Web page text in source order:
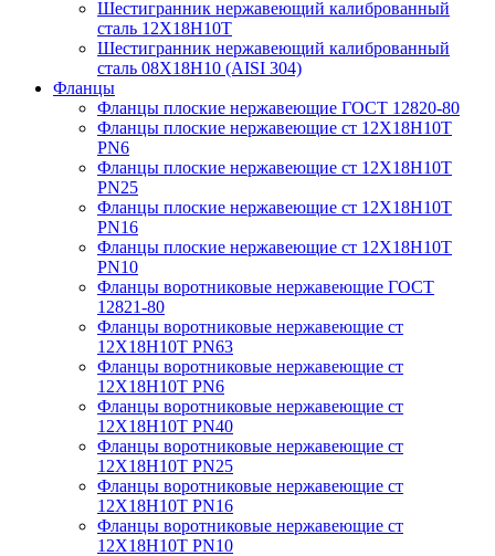
Шестигранник нержавеющий калиброванный
сталь 12Х18Н10Т
Шестигранник нержавеющий калиброванный
сталь 08Х18Н10 (AISI 304)
Фланцы
Фланцы плоские нержавеющие ГОСТ 12820-80
Фланцы плоские нержавеющие ст 12Х18Н10Т
PN6
Фланцы плоские нержавеющие ст 12Х18Н10Т
PN25
Фланцы плоские нержавеющие ст 12Х18Н10Т
PN16
Фланцы плоские нержавеющие ст 12Х18Н10Т
PN10
Фланцы воротниковые нержавеющие ГОСТ
12821-80
Фланцы воротниковые нержавеющие ст
12Х18Н10Т PN63
Фланцы воротниковые нержавеющие ст
12Х18Н10Т PN6
Фланцы воротниковые нержавеющие ст
12Х18Н10Т PN40
Фланцы воротниковые нержавеющие ст
12Х18Н10Т PN25
Фланцы воротниковые нержавеющие ст
12Х18Н10Т PN16
Фланцы воротниковые нержавеющие ст
12Х18Н10Т PN10